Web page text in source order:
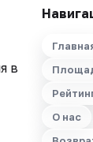
в
О нас